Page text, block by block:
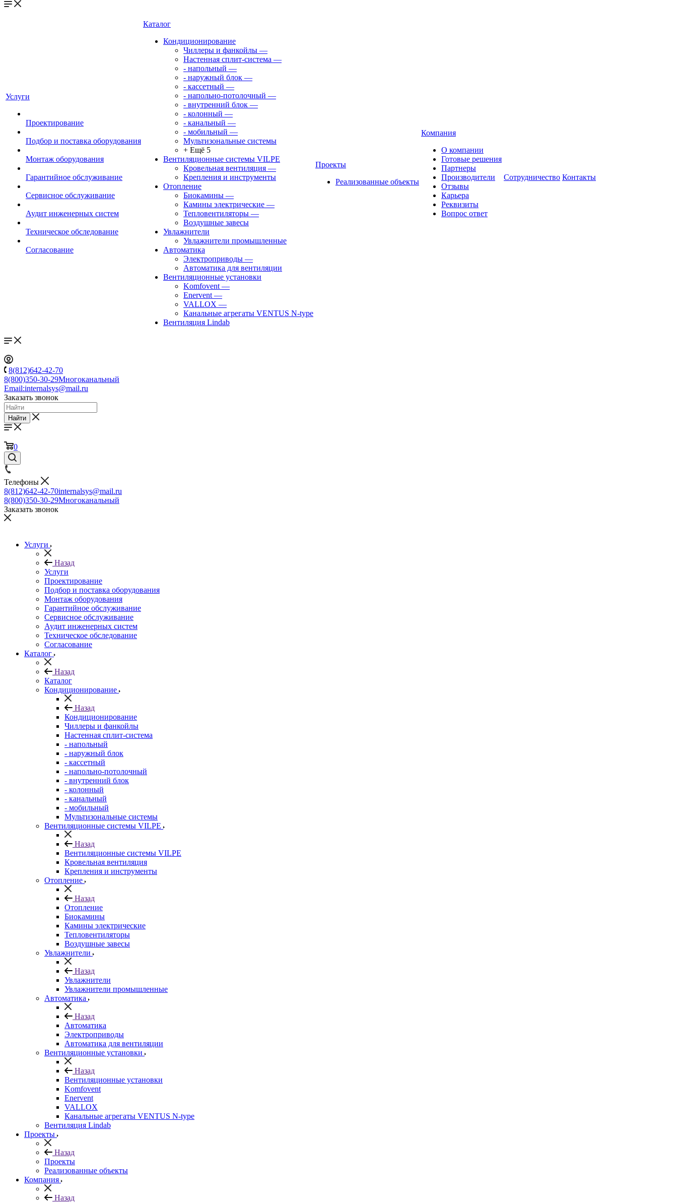
Услуги
Проектирование
Подбор и поставка оборудования
Монтаж оборудования
Гарантийное обслуживание
Сервисное обслуживание
Аудит инженерных систем
Техническое обследование
Согласование
Каталог
Кондиционирование
Чиллеры и фанкойлы —
Настенная сплит-система —
- напольный —
- наружный блок —
- кассетный —
- напольно-потолочный —
- внутренний блок —
- колонный —
- канальный —
- мобильный —
Мультизональные системы
+ Ещё 5
Вентиляционные системы VILPE
Кровельная вентиляция —
Крепления и инструменты
Отопление
Биокамины —
Камины электрические —
Тепловентиляторы —
Воздушные завесы
Увлажнители
Увлажнители промышленные
Автоматика
Электроприводы —
Автоматика для вентиляции
Вентиляционные установки
Komfovent —
Enervent —
VALLOX —
Канальные агрегаты VENTUS N-type
Вентиляция Lindab
Проекты
Реализованные объекты
Компания
О компании
Готовые решения
Партнеры
Производители
Отзывы
Карьера
Реквизиты
Вопрос ответ
Сотрудничество Контакты
8(812)642-42-70
8(800)350-30-29Многоканальный
Email:internalsys@mail.ru
Заказать звонок
Найти
0
Телефоны
8(812)642-42-70internalsys@mail.ru
8(800)350-30-29Многоканальный
Заказать звонок
Услуги
Назад
Услуги
Проектирование
Подбор и поставка оборудования
Монтаж оборудования
Гарантийное обслуживание
Сервисное обслуживание
Аудит инженерных систем
Техническое обследование
Согласование
Каталог
Назад
Каталог
Кондиционирование
Назад
Кондиционирование
Чиллеры и фанкойлы
Настенная сплит-система
- напольный
- наружный блок
- кассетный
- напольно-потолочный
- внутренний блок
- колонный
- канальный
- мобильный
Мультизональные системы
Вентиляционные системы VILPE
Назад
Вентиляционные системы VILPE
Кровельная вентиляция
Крепления и инструменты
Отопление
Назад
Отопление
Биокамины
Камины электрические
Тепловентиляторы
Воздушные завесы
Увлажнители
Назад
Увлажнители
Увлажнители промышленные
Автоматика
Назад
Автоматика
Электроприводы
Автоматика для вентиляции
Вентиляционные установки
Назад
Вентиляционные установки
Komfovent
Enervent
VALLOX
Канальные агрегаты VENTUS N-type
Вентиляция Lindab
Проекты
Назад
Проекты
Реализованные объекты
Компания
Назад